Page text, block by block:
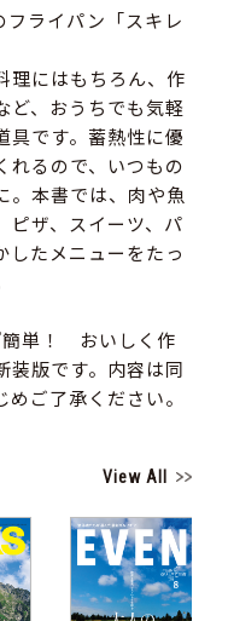
ライパン「スキレ
理にはもちろん、作
ど、おうちでも気軽
具です。蓄熱性に優
れるので、いつもの
。本書では、肉や魚
ピザ、スイーツ、パ
したメニューをたっ
簡単！ おいしく作
版です。内容は同
ご了承ください。
View All